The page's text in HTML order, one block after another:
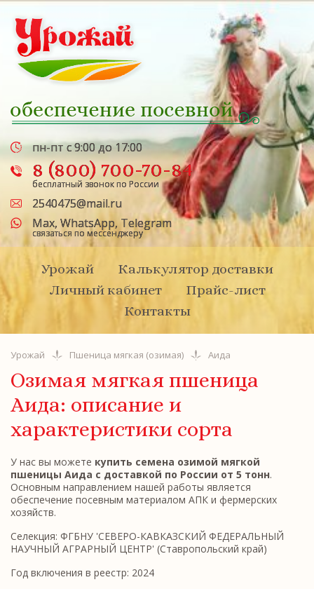
пн-пт с 9:00 до 17:00
8 (800) 700-70-84
бесплатный звонок по России
2540475@mail.ru
Max, WhatsApp,Telegram
связаться по мессенджеру
Урожай
Калькулятор доставки
Личный кабинет
Прайс-лист
Контакты
Урожай Пшеница мягкая (озимая) Аида
Озимая мягкая пшеница
Аида: описание и
характеристики сорта
У нас вы можете купить семена озимой мягкой
пшеницы Аида с доставкой по России от 5 тонн.
Основным направлением нашей работы является
обеспечение посевным материалом АПК и фермерских
хозяйств.
Селекция: ФГБНУ 'СЕВЕРО-КАВКАЗСКИЙ ФЕДЕРАЛЬНЫЙ
НАУЧНЫЙ АГРАРНЫЙ ЦЕНТР' (Ставропольский край)
Год включения в реестр: 2024